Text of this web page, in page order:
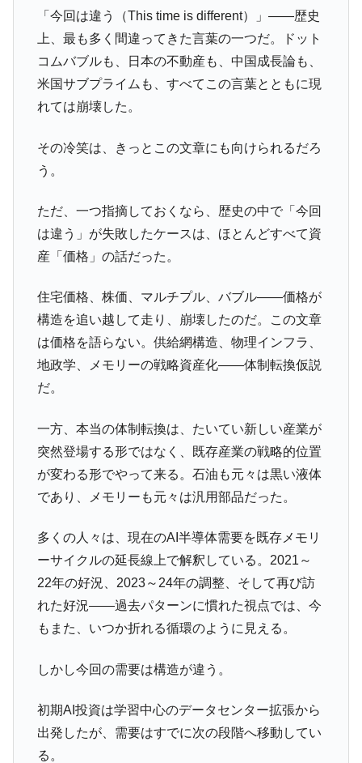
「今回は違う（This time is different）」――歴史
上、最も多く間違ってきた言葉の一つだ。ドット
コムバブルも、日本の不動産も、中国成長論も、
米国サブプライムも、すべてこの言葉とともに現
れては崩壊した。
その冷笑は、きっとこの文章にも向けられるだろ
う。
ただ、一つ指摘しておくなら、歴史の中で「今回
は違う」が失敗したケースは、ほとんどすべて資
産「価格」の話だった。
住宅価格、株価、マルチプル、バブル――価格が
構造を追い越して走り、崩壊したのだ。この文章
は価格を語らない。供給網構造、物理インフラ、
地政学、メモリーの戦略資産化――体制転換仮説
だ。
一方、本当の体制転換は、たいてい新しい産業が
突然登場する形ではなく、既存産業の戦略的位置
が変わる形でやって来る。石油も元々は黒い液体
であり、メモリーも元々は汎用部品だった。
多くの人々は、現在のAI半導体需要を既存メモリ
ーサイクルの延長線上で解釈している。2021～
22年の好況、2023～24年の調整、そして再び訪
れた好況――過去パターンに慣れた視点では、今
もまた、いつか折れる循環のように見える。
しかし今回の需要は構造が違う。
初期AI投資は学習中心のデータセンター拡張から
出発したが、需要はすでに次の段階へ移動してい
る。